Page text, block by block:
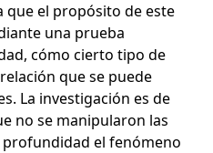
el propósito de este
una prueba
cómo cierto tipo de
que se puede
La investigación es de
no se manipularon las
el fenómeno